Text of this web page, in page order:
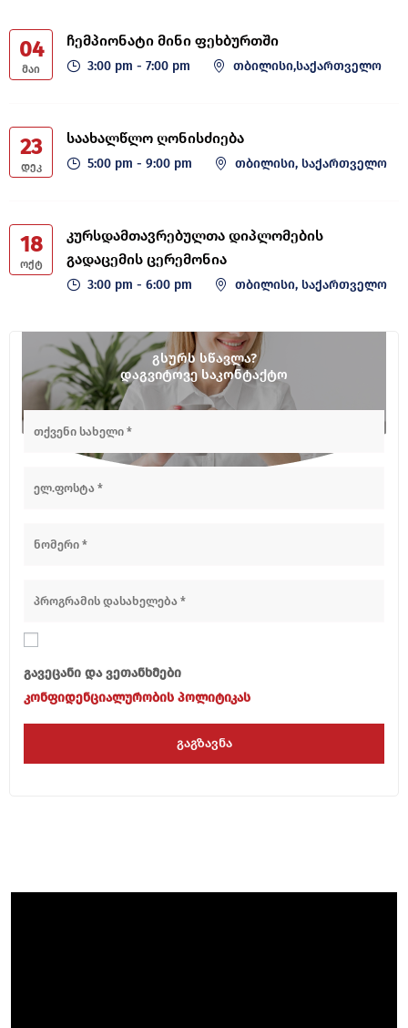
04
ᲛᲐᲘ
ჩემპიონატი მინი ფეხბურთში
3:00 pm - 7:00 pm თბილისი,საქართველო
23
ᲓᲔᲙ
საახალწლო ღონისძიება
5:00 pm - 9:00 pm თბილისი, საქართველო
18
ᲝᲥᲢ
კურსდამთავრებულთა დიპლომების
გადაცემის ცერემონია
3:00 pm - 6:00 pm თბილისი, საქართველო
გსურს სწავლა?
დაგვიტოვე საკონტაქტო
გავეცანი და ვეთანხმები
კონფიდენციალურობის პოლიტიკას